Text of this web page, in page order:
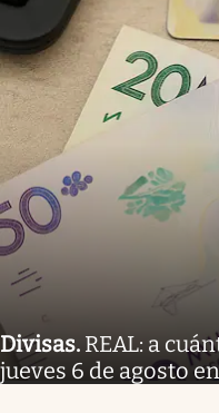
Divisas. REAL: a
jueves 6 de agosto